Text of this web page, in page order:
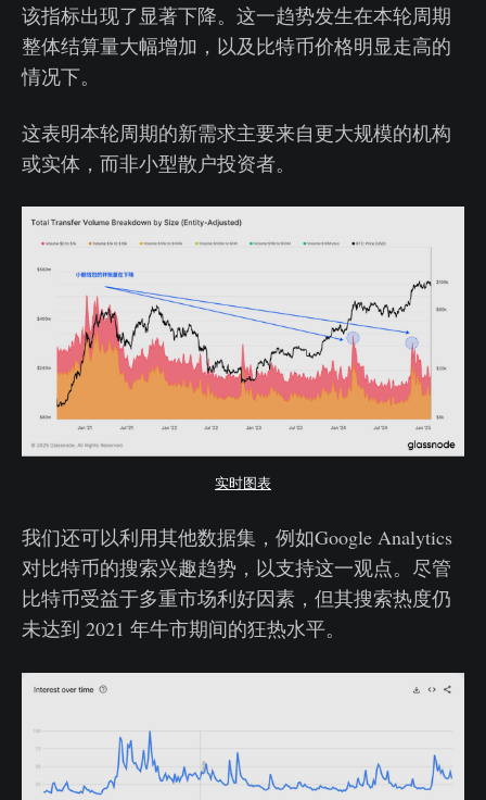
该指标出现了显著下降。这一趋势发生在本轮周期
整体结算量大幅增加，以及比特币价格明显走高的
情况下。
这表明本轮周期的新需求主要来自更大规模的机构
或实体，而非小型散户投资者。
实时图表
我们还可以利用其他数据集，例如Google Analytics
对比特币的搜索兴趣趋势，以支持这一观点。尽管
比特币受益于多重市场利好因素，但其搜索热度仍
未达到 2021 年牛市期间的狂热水平。